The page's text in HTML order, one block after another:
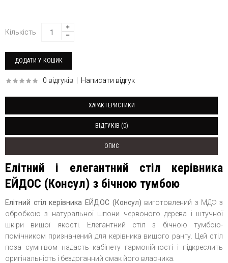
Кількість
0 відгуків Написати відгук
ХАРАКТЕРИСТИКИ
ВІДГУКІВ (0)
ОПИС
Елітний і елегантний стіл керівника
ЕЙДОС (Консул) з бічною тумбою
Елітний стіл керівника ЕЙДОС (Консул) виготовлений з МДФ з
обробкою з натуральної шпони червоного дерева і штучної
шкіри вищої якості. Елегантний стіл з бічною тумбою-
помічником призначений для керівника вищого рангу. Цей стіл
поза сумнівом надасть кабінету гармонійності і підкреслить
оригінальність і бездоганний смак його власника.